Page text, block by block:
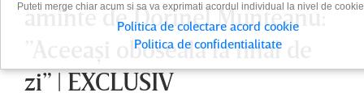
aminte de Dorinel Munteanu:
”Aceeaşi oboseală la final de
zi” | EXCLUSIV
Puteti merge chiar acum si sa va exprimati acordul individual la nivel de
Politica de colectare acord cookie
Politica de confidentialitate